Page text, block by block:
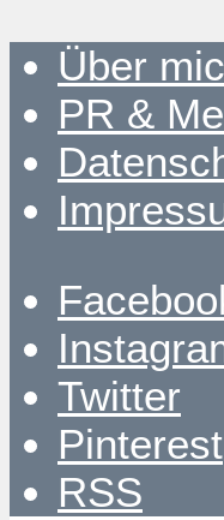
Über
PR &
Twitter
Pinterest
RSS